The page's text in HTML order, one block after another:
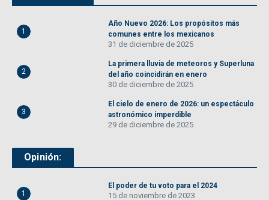
1
Año Nuevo 2026: Los propósitos más
comunes entre los mexicanos
31 de diciembre de 2025
2
La primera lluvia de meteoros y Superluna
del año coincidirán en enero
30 de diciembre de 2025
3
El cielo de enero de 2026: un espectáculo
astronómico imperdible
29 de diciembre de 2025
Opinión:
1
El poder de tu voto para el 2024
15 de noviembre de 2023